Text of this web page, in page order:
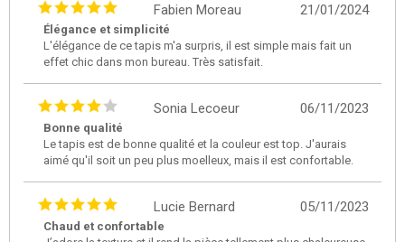
21/01/2024
Fabien Moreau
Élégance et simplicité
L'élégance de ce tapis m'a surpris, il est simple mais fait un
effet chic dans mon bureau. Très satisfait.
06/11/2023
Sonia Lecoeur
Bonne qualité
Le tapis est de bonne qualité et la couleur est top. J'aurais
aimé qu'il soit un peu plus moelleux, mais il est confortable.
05/11/2023
Lucie Bernard
Chaud et confortable